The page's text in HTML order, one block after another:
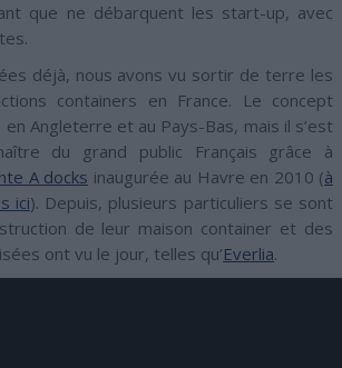
que ne débarquent les start-up, avec
déjà, nous avons vu sortir de terre les
containers en France. Le concept
Angleterre et au Pays-Bas, mais il s’est
du grand public Français grâce à
A docks inaugurée au Havre en 2010 (à
ici). Depuis, plusieurs particuliers se sont
de leur maison container et des
ont vu le jour, telles qu’Everlia.